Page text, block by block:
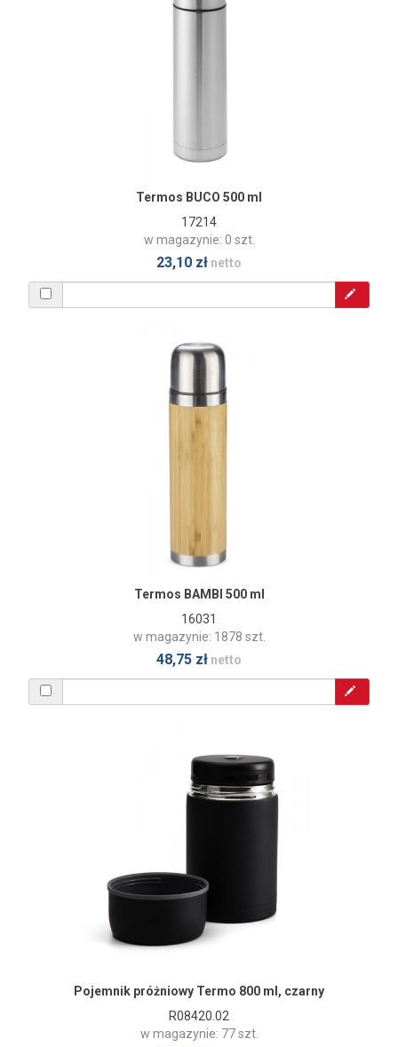
Termos BUCO 500 ml
17214
w magazynie: 0 szt.
23,10 zł netto
Termos BAMBI 500 ml
16031
w magazynie: 1878 szt.
48,75 zł netto
Pojemnik próżniowy Termo 800 ml, czarny
R08420.02
w magazynie: 77 szt.